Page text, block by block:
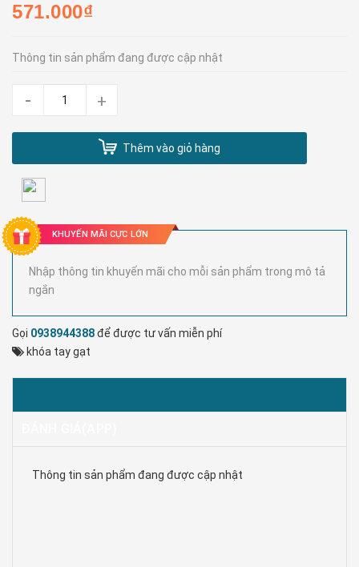
571.000₫
Thông tin sản phẩm đang được cập nhật
- +
Thêm vào giỏ hàng
KHUYẾN MÃI CỰC LỚN
Nhập thông tin khuyến mãi cho mỗi sản phẩm trong mô tả
ngắn
Gọi 0938944388để được tư vấn miễn phí
khóa tay gạt
Thông tin sản phẩm đang được cập nhật